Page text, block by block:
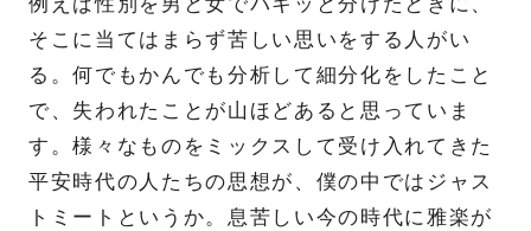
例えば性別を男と女でパキッと分けたときに、
そこに当てはまらず苦しい思いをする人がい
る。何でもかんでも分析して細分化をしたこと
で、失われたことが山ほどあると思っていま
す。様々なものをミックスして受け入れてきた
平安時代の人たちの思想が、僕の中ではジャス
トミートというか。息苦しい今の時代に雅楽が